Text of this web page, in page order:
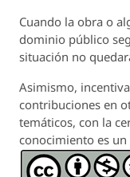
Cuando la obra o
dominio público
situación no
Asimismo,
contribuciones en
temáticos, con la
conocimiento es